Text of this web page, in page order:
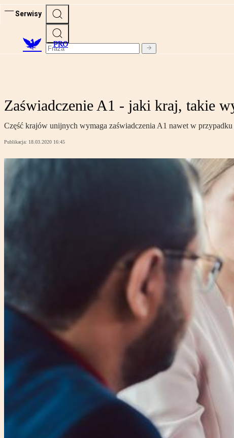
Serwisy
PRO
Zaświadczenie A1 - jaki kraj, takie
Część krajów unijnych wymaga zaświadczenia A1 nawet w
Publikacja: 18.03.2020 16:45